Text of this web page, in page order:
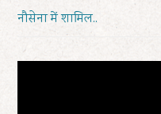
नौसेना में शामिल..